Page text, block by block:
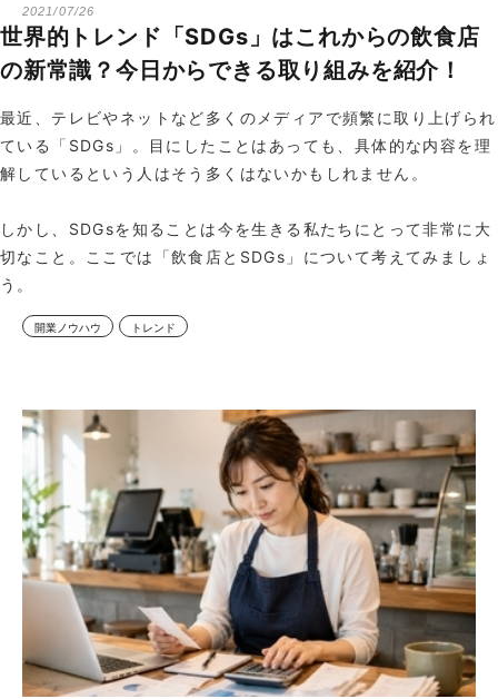
2021/07/26
世界的トレンド「SDGs」はこれからの飲食店
の新常識？今日からできる取り組みを紹介！
最近、テレビやネットなど多くのメディアで頻繁に取り上げられ
ている「SDGs」。目にしたことはあっても、具体的な内容を理
解しているという人はそう多くはないかもしれません。
しかし、SDGsを知ることは今を生きる私たちにとって非常に大
切なこと。ここでは「飲食店とSDGs」について考えてみましょ
う。
開業ノウハウ トレンド